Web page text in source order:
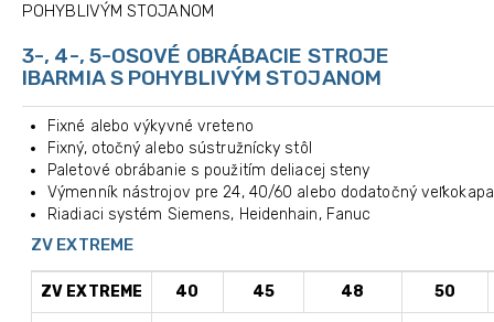
POHYBLIVÝM STOJANOM
3-, 4-, 5-OSOVÉ OBRÁBACIE STROJE
IBARMIA S POHYBLIVÝM STOJANOM
Fixné alebo výkyvné vreteno
Fixný, otočný alebo sústružnícky stôl
Paletové obrábanie s použitím deliacej steny
Výmenník nástrojov pre 24, 40/60 alebo dodatočný
Riadiaci systém Siemens, Heidenhain, Fanuc
ZV EXTREME
ZV EXTREME 40 45 48 50